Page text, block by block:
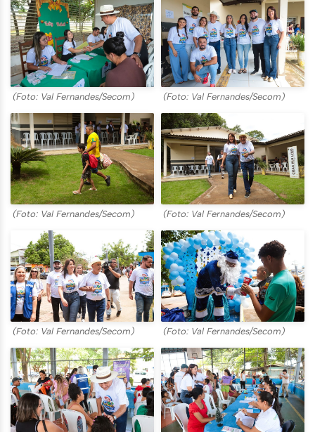
(Foto: Val Fernandes/Secom) (Foto: Val Fernandes/Secom)
(Foto: Val Fernandes/Secom) (Foto: Val Fernandes/Secom)
(Foto: Val Fernandes/Secom) (Foto: Val Fernandes/Secom)